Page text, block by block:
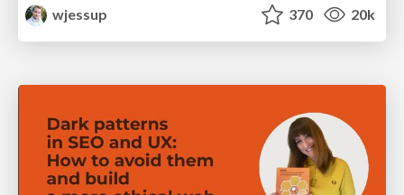
wjessup
370 20k